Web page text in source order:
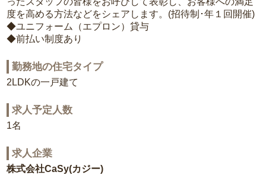
度を高める方法などをシェアします。(招待制･年１回開催)
◆ユニフォーム（エプロン）貸与
◆前払い制度あり
勤務地の住宅タイプ
2LDKの一戸建て
求人予定人数
1名
求人企業
株式会社CaSy(カジー)